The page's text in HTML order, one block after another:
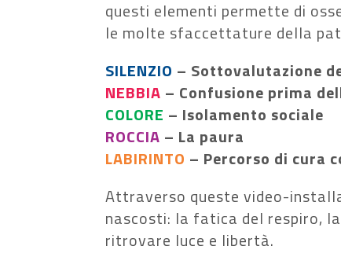
questi elementi permette di
le molte sfaccettature della
SILENZIO – Sottovalutazione
NEBBIA – Confusione prima
COLORE – Isolamento sociale
ROCCIA – La paura
LABIRINTO – Percorso di cura
Attraverso queste video-
nascosti: la fatica del respiro,
ritrovare luce e libertà.